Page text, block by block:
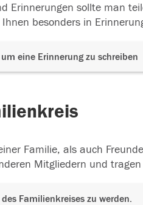
Erinnerungen sollte man
besonders in
eine Erinnerung zu schreiben
Familie, als auch
Mitgliedern und
Familienkreises zu werden.